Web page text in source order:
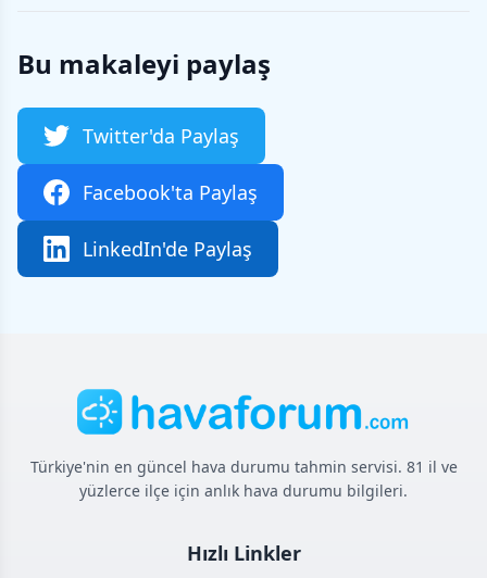
Bu makaleyi paylaş
Twitter'da Paylaş
Facebook'ta Paylaş
LinkedIn'de Paylaş
Türkiye'nin en güncel hava durumu tahmin servisi. 81 il ve
yüzlerce ilçe için anlık hava durumu bilgileri.
Hızlı Linkler